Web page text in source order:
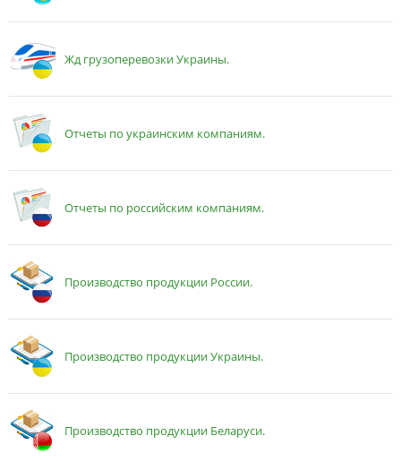
Жд грузоперевозки Украины.
Отчеты по украинским компаниям.
Отчеты по российским компаниям.
Производство продукции России.
Производство продукции Украины.
Производство продукции Беларуси.